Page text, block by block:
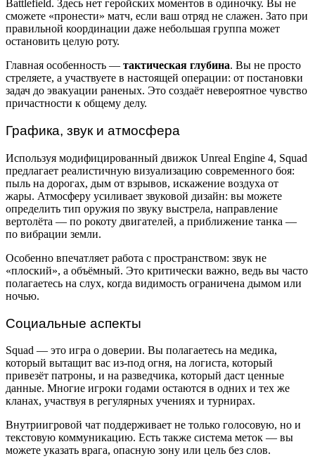
Battlefield. Здесь нет геройских моментов в одиночку. Вы не
сможете «пронести» матч, если ваш отряд не слажен. Зато при
правильной координации даже небольшая группа может
остановить целую роту.
Главная особенность — тактическая глубина. Вы не просто
стреляете, а участвуете в настоящей операции: от постановки
задач до эвакуации раненых. Это создаёт невероятное чувство
причастности к общему делу.
Графика, звук и атмосфера
Используя модифицированный движок Unreal Engine 4, Squad
предлагает реалистичную визуализацию современного боя:
пыль на дорогах, дым от взрывов, искажение воздуха от
жары. Атмосферу усиливает звуковой дизайн: вы можете
определить тип оружия по звуку выстрела, направление
вертолёта — по рокоту двигателей, а приближение танка —
по вибрации земли.
Особенно впечатляет работа с пространством: звук не
«плоский», а объёмный. Это критически важно, ведь вы часто
полагаетесь на слух, когда видимость ограничена дымом или
ночью.
Социальные аспекты
Squad — это игра о доверии. Вы полагаетесь на медика,
который вытащит вас из-под огня, на логиста, который
привезёт патроны, и на разведчика, который даст ценные
данные. Многие игроки годами остаются в одних и тех же
кланах, участвуя в регулярных учениях и турнирах.
Внутриигровой чат поддерживает не только голосовую, но и
текстовую коммуникацию. Есть также система меток — вы
можете указать врага, опасную зону или цель без слов.